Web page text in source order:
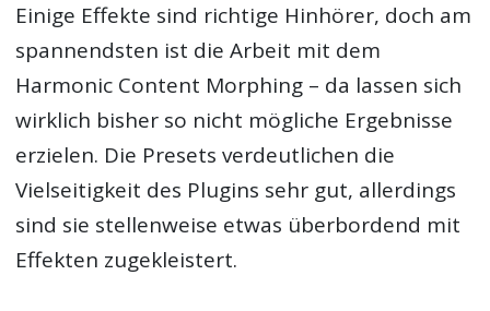
Einige Effekte sind richtige Hinhörer, doch am
spannendsten ist die Arbeit mit dem
Harmonic Content Morphing – da lassen sich
wirklich bisher so nicht mögliche Ergebnisse
erzielen. Die Presets verdeutlichen die
Vielseitigkeit des Plugins sehr gut, allerdings
sind sie stellenweise etwas überbordend mit
Effekten zugekleistert.